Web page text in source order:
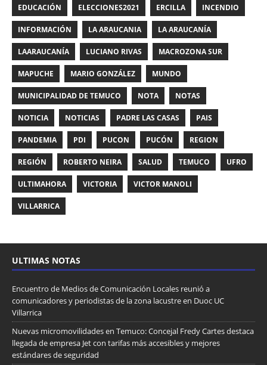
EDUCACIÓN ELECCIONES2021 ERCILLA INCENDIO
INFORMACIÓN LA ARAUCANIA LA ARAUCANÍA
LAARAUCANÍA LUCIANO RIVAS MACROZONA SUR
MAPUCHE MARIO GONZÁLEZ MUNDO
MUNICIPALIDAD DE TEMUCO NOTA NOTAS
NOTICIA NOTICIAS PADRE LAS CASAS PAIS
PANDEMIA PDI PUCON PUCÓN REGION
REGIÓN ROBERTO NEIRA SALUD TEMUCO UFRO
ULTIMAHORA VICTORIA VICTOR MANOLI
VILLARRICA
ULTIMAS NOTAS
Encuentro de Medios de Comunicación Locales reunió a
comunicadores y periodistas de la zona lacustre en Duoc UC
Villarrica
Nuevas micromovilidades en Temuco: Concejal Fredy Cartes destaca
llegada de empresa Jet con tarifas más accesibles y mejores
estándares de seguridad